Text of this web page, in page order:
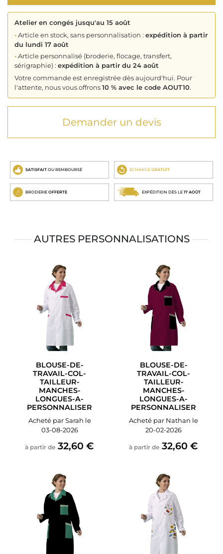
Atelier en congés jusqu'au 15 août
•Article en stock, sans personnalisation : expédition à partir
du lundi 17 août
•Article personnalisé (broderie, flocage, transfert,
sérigraphie) : expédition à partir du 24 août
Votre commande est enregistrée dès aujourd'hui. Pour
l'attente, nous vous offrons10 % avec le code AOUT10.
Demander un devis
SATISFAIT OU REMBOURSÉ ECHANGE GRATUIT
BRODERIE OFFERTE EXPÉDITION DÈS LE 17 AOÛT
AUTRES PERSONNALISATIONS
BLOUSE-DE-
TRAVAIL-COL-
TAILLEUR-
MANCHES-
LONGUES-A-
PERSONNALISER
Acheté par Sarah le
03-08-2026
à partir de 32,60 €
BLOUSE-DE-
TRAVAIL-COL-
TAILLEUR-
MANCHES-
LONGUES-A-
PERSONNALISER
Acheté par Nathan le
20-02-2026
à partir de 32,60 €